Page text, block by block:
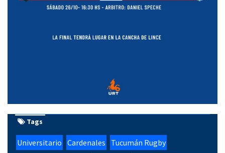
Tags
Universitario Cardenales
Tucumán Rugby